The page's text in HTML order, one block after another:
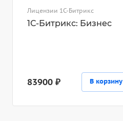
Лицензии 1С-Битрикс
1С-Битрикс: Бизнес
83900 ₽ В корзину